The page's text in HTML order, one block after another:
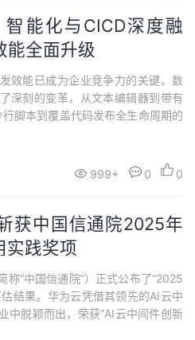
能化与CICD深度融
能全面升级
效能已成为企业竞争力的关键。数
深刻的变革，从文本编辑器到带有
脚本到覆盖代码发布全生命周期的
塑各行各业。作为AI技术落地的典
发生产线通过智能化与CICD的深度
999+ 0 0
获中国信通院2025年
实践奖项
称“中国信通院”）正式公布了“2025
结果。华为云凭借其领先的AI云中
中脱颖而出，荣获“AI云中间件创新